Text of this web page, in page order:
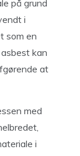
på grund
i
som en
kan
at
med
i